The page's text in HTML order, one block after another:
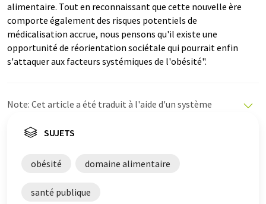
alimentaire. Tout en reconnaissant que cette nouvelle ère
comporte également des risques potentiels de
médicalisation accrue, nous pensons qu'il existe une
opportunité de réorientation sociétale qui pourrait enfin
s'attaquer aux facteurs systémiques de l'obésité".
Note: Cet article a été traduit à l'aide d'un système
propose ces traductions automatiques pour présenter
été traduit avec traduction automatique, il est possible
de grammaire. L'article original dans Anglais peut être
SUJETS
obésité domaine alimentaire
santé publique